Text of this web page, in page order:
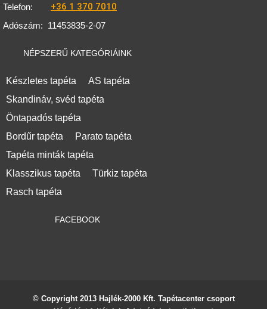
Telefon: +36 1 370 7010
Adószám: 11453835-2-07
NÉPSZERŰ KATEGÓRIÁINK
Készletes tapéta
AS tapéta
Skandináv, svéd tapéta
Öntapadós tapéta
Bordűr tapéta
Parato tapéta
Tapéta minták tapéta
Klasszikus tapéta
Türkiz tapéta
Rasch tapéta
FACEBOOK
© Copyright 2013 Hajlék-2000 Kft. Tapétacenter csoport